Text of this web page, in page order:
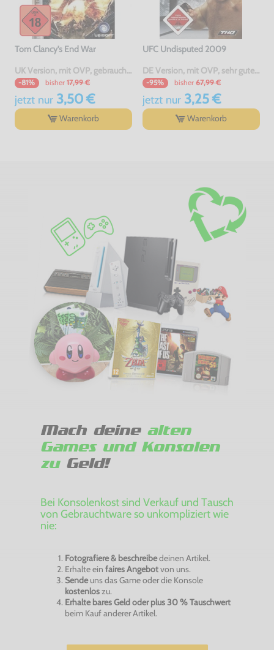
Tom Clancy's End War
UK Version, mit OVP, gebraucht, USK18
-81% bisher 17,99 €
jetzt nur3,50 €
Warenkorb
UFC Undisputed 2009
DE Version, mit OVP, sehr guter Zustand, gebraucht, USK18
-95% bisher 67,99 €
jetzt nur3,25 €
Warenkorb
Mach deine alten
Games und Konsolen
zuGeld!
Bei Konsolenkost sind Verkauf und Tausch
von Gebrauchtware so unkompliziert wie
nie:
Fotografiere & beschreibedeinen Artikel.
Erhalte ein faires Angebotvon uns.
Sendeuns das Game oder die Konsole
kostenloszu.
Erhalte bares Geld oder plus 30 % Tauschwert
beim Kauf anderer Artikel.